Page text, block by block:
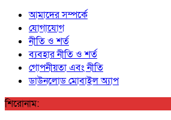
আমাদের সম্পর্কে
যোগাযোগ
নীতি ও শর্ত
ব্যবহার নীতি ও শর্ত
গোপনীয়তা এবং নীতি
ডাউনলোড মোবাইল অ্যাপ
শিরোনাম: